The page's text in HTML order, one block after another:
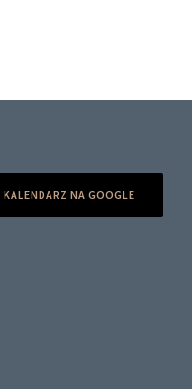
KALENDARZ NA GOOGLE